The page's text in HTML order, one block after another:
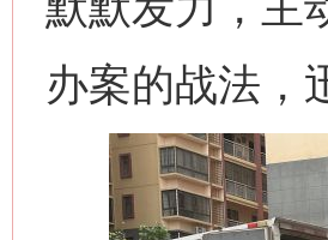
办案的战法，